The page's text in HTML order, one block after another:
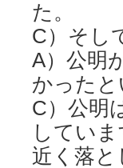
た。
C）そし
A）公明
かったと
C）公明
してい
近く落と